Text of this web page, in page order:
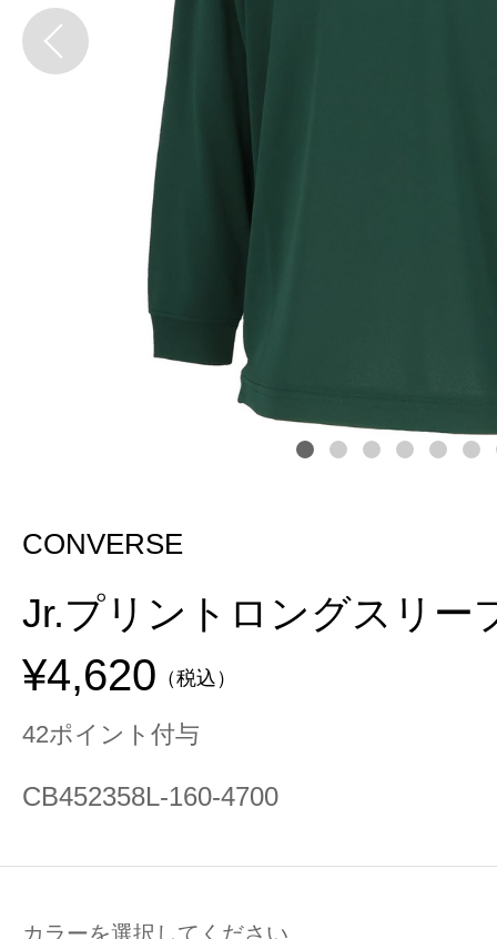
CONVERSE
Jr.プリントロングスリー
¥4,620 （税込）
42ポイント付与
CB452358L-160-4700
カラーを選択してください